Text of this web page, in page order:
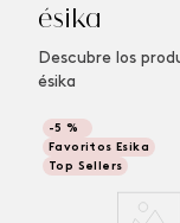
ésika
Descubre los
ésika
-5 %
Favoritos Esika
Top Sellers